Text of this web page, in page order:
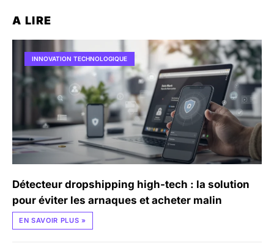
A LIRE
INNOVATION TECHNOLOGIQUE
Détecteur dropshipping high-tech : la solution
pour éviter les arnaques et acheter malin
EN SAVOIR PLUS »